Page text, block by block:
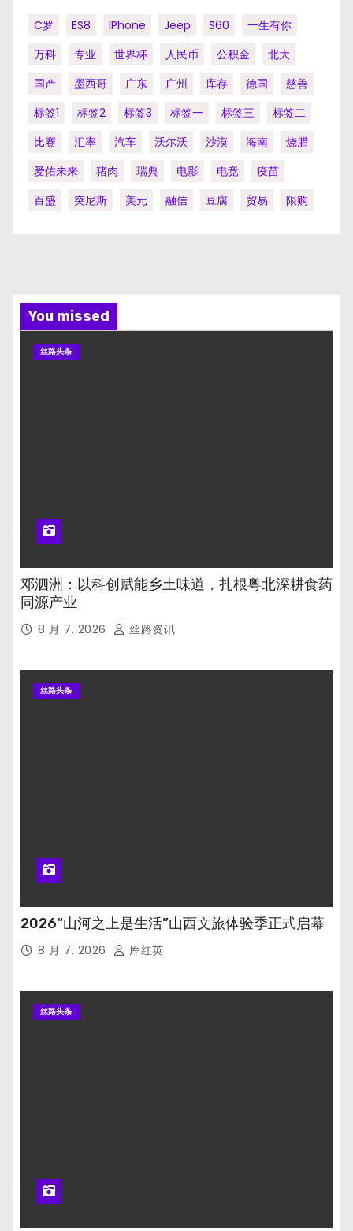
C罗 ES8 IPhone Jeep S60
一生有你
万科
专业 世界杯 人民币 公积金
北大
国产
墨西哥 广东 广州 库存 德国
慈善
标签1
标签2 标签3 标签一 标签三
标签二
比赛
汇率 汽车 沃尔沃 沙漠 海南
烧腊
爱佑未来
猪肉 瑞典 电影 电竞
疫苗
百盛
突尼斯 美元 融信 豆腐 贸易 限购
You missed
丝路头条
邓泗洲：以科创赋能乡土味道，扎根粤北深耕食药
同源产业
8 月 7, 2026 丝路资讯
丝路头条
2026“山河之上是生活”山西文旅体验季正式启幕
8 月 7, 2026 厍红英
丝路头条